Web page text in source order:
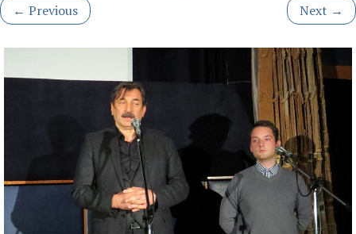
← Previous Next →